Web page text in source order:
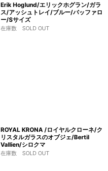
Erik Hoglund/エリックホグラン/ガラ
ス/アッシュトレイ/ブルー/バッファロ
ー/Sサイズ
在庫数 SOLD OUT
ROYAL KRONA /ロイヤルクローネ/ク
リスタルガラスのオブジェ/Bertil
Vallien/シロクマ
在庫数 SOLD OUT